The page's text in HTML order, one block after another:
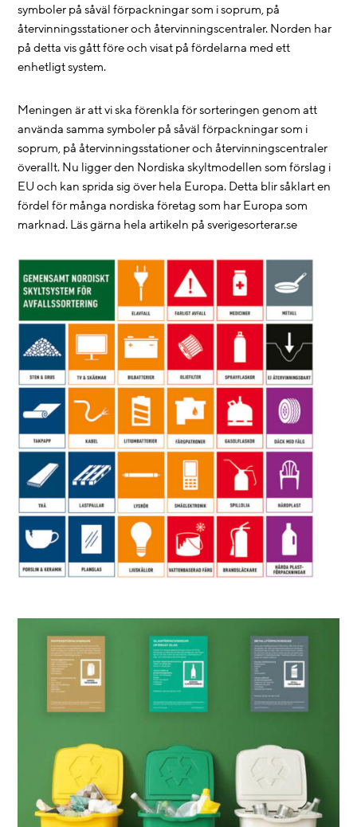
symboler på såväl förpackningar som i soprum, på
återvinningsstationer och återvinningscentraler. Norden har
på detta vis gått före och visat på fördelarna med ett
enhetligt system.
Meningen är att vi ska förenkla för sorteringen genom att
använda samma symboler på såväl förpackningar som i
soprum, på återvinningsstationer och återvinningscentraler
överallt. Nu ligger den Nordiska skyltmodellen som förslag i
EU och kan sprida sig över hela Europa. Detta blir såklart en
fördel för många nordiska företag som har Europa som
marknad. Läs gärna hela artikeln på sverigesorterar.se